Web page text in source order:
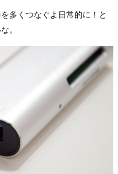
多くつなぐよ日常的に！と
。